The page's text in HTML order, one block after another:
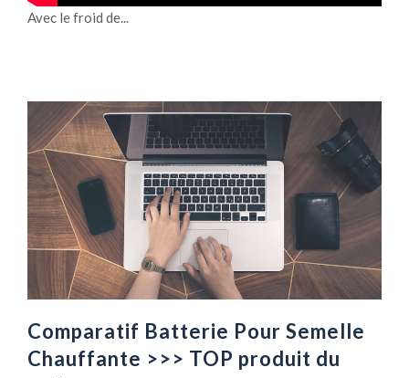
Avec le froid de...
Comparatif Batterie Pour Semelle
Chauffante >>> TOP produit du